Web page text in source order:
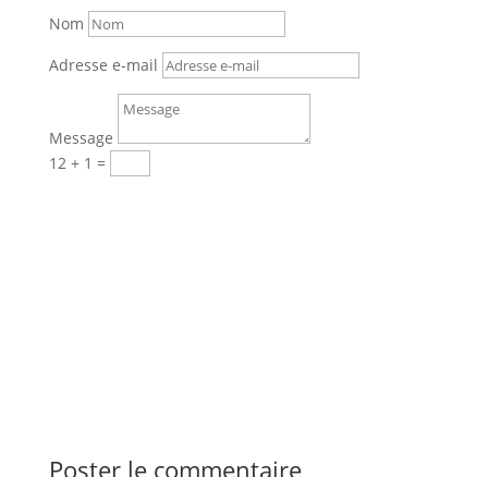
Nom
Adresse e-mail
Message
12 + 1 =
Poster le commentaire